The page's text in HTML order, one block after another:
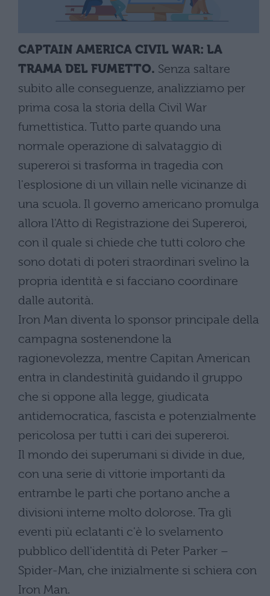
CAPTAIN AMERICA CIVIL WAR: LA
TRAMA DEL FUMETTO. Senza saltare
subito alle conseguenze, analizziamo per
prima cosa la storia della Civil War
fumettistica. Tutto parte quando una
normale operazione di salvataggio di
supereroi si trasforma in tragedia con
l'esplosione di un villain nelle vicinanze di
una scuola. Il governo americano promulga
allora l'Atto di Registrazione dei Supereroi,
con il quale si chiede che tutti coloro che
sono dotati di poteri straordinari svelino la
propria identità e si facciano coordinare
dalle autorità.
Iron Man diventa lo sponsor principale della
campagna sostenendone la
ragionevolezza, mentre Capitan American
entra in clandestinità guidando il gruppo
che si oppone alla legge, giudicata
antidemocratica, fascista e potenzialmente
pericolosa per tutti i cari dei supereroi.
Il mondo dei superumani si divide in due,
con una serie di vittorie importanti da
entrambe le parti che portano anche a
divisioni interne molto dolorose. Tra gli
eventi più eclatanti c'è lo svelamento
pubblico dell'identità di Peter Parker –
Spider-Man, che inizialmente si schiera con
Iron Man.